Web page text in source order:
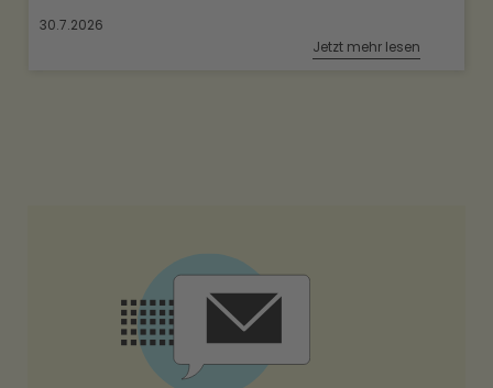
30.7.2026
Jetzt mehr lesen